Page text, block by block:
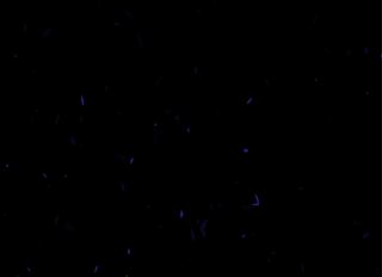
איפה גוגו? - בכורה
רותי